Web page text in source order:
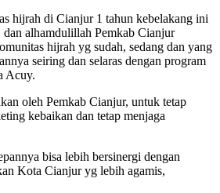
hijrah di Cianjur 1 tahun kebelakang ini
alhamdulillah Pemkab Cianjur
hijrah yg sudah, sedang dan yang
seiring dan selaras dengan program
Acuy.
oleh Pemkab Cianjur, untuk tetap
kebaikan dan tetap menjaga
bisa lebih bersinergi dengan
Kota Cianjur yg lebih agamis,